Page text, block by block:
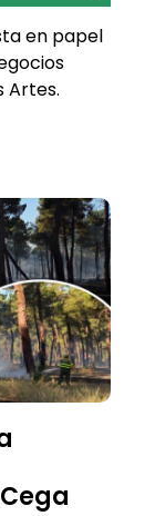
en papel
Artes.